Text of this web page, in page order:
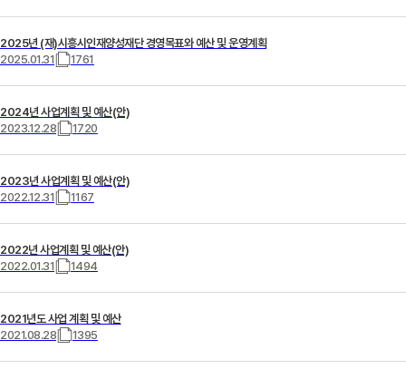
2025년 (재)시흥시인재양성재단 경영목표와 예산 및 운영계획
2025.01.31
1761
2024년 사업계획 및 예산(안)
2023.12.28
1720
2023년 사업계획 및 예산(안)
2022.12.31
1167
2022년 사업계획 및 예산(안)
2022.01.31
1494
2021년도 사업 계획 및 예산
2021.08.28
1395